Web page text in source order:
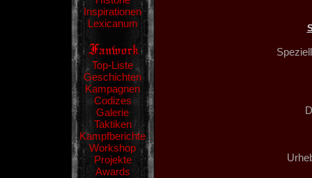
Inspirationen
Lexicanum
Top-Liste
Geschichten
Kampagnen
Codizes
Galerie
Taktiken
Kampfberichte
Workshop
Projekte
Awards